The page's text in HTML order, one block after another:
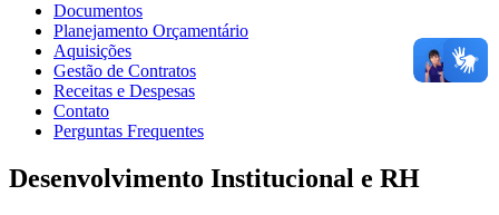
Documentos
Planejamento Orçamentário
Aquisições
Gestão de Contratos
Receitas e Despesas
Contato
Perguntas Frequentes
Desenvolvimento Institucional e RH